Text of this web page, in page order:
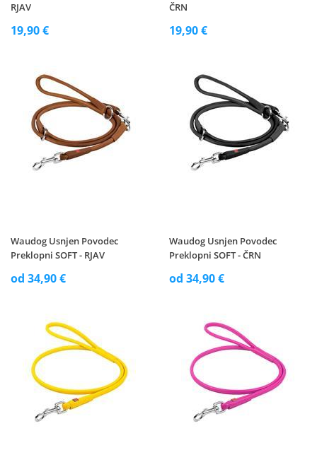
RJAV
19,90 €
ČRN
19,90 €
Waudog Usnjen Povodec
Preklopni SOFT - RJAV
od 34,90 €
Waudog Usnjen Povodec
Preklopni SOFT - ČRN
od 34,90 €